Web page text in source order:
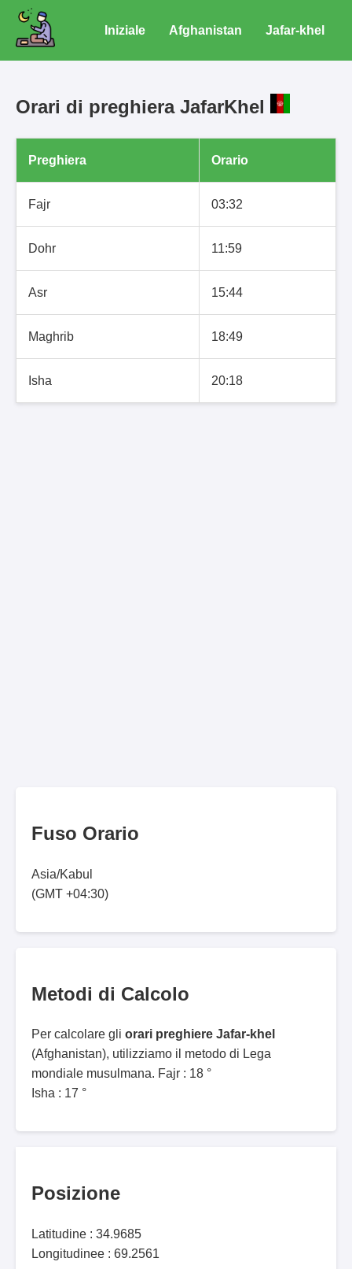
Iniziale Afghanistan Jafar-khel
Orari di preghiera JafarKhel
Preghiera Orario
Fajr 03:32
Dohr 11:59
Asr 15:44
Maghrib 18:49
Isha 20:18
Fuso Orario
Asia/Kabul
(GMT +04:30)
Metodi di Calcolo
Per calcolare gli orari preghiere Jafar-khel
(Afghanistan), utilizziamo il metodo di Lega
mondiale musulmana. Fajr : 18 °
Isha : 17 °
Posizione
Latitudine : 34.9685
Longitudinee : 69.2561